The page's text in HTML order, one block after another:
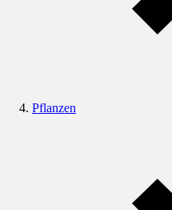
Pflanzen